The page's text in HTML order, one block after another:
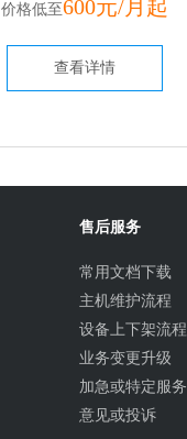
价格低至600元/月起
查看详情
售后服务
常用文档下载
主机维护流程
设备上下架流程
业务变更升级
加急或特定服务
意见或投诉